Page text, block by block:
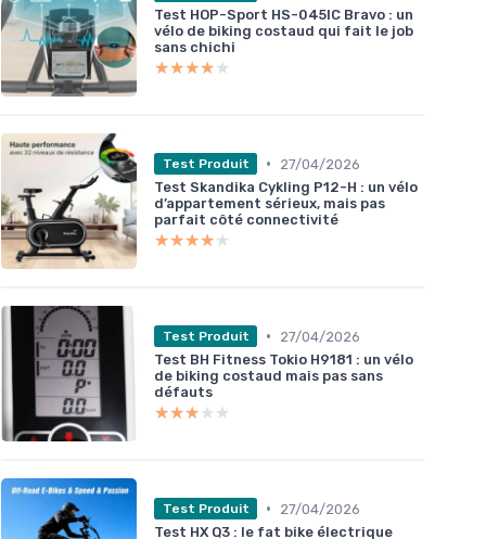
Test HOP-Sport HS-045IC Bravo : un
vélo de biking costaud qui fait le job
sans chichi
★★★★★
★★★★★
Test Produit •
27/04/2026
Test Skandika Cykling P12-H : un vélo
d’appartement sérieux, mais pas
parfait côté connectivité
★★★★★
★★★★★
Test Produit •
27/04/2026
Test BH Fitness Tokio H9181 : un vélo
de biking costaud mais pas sans
défauts
★★★★★
★★★★★
Test Produit •
27/04/2026
Test HX Q3 : le fat bike électrique